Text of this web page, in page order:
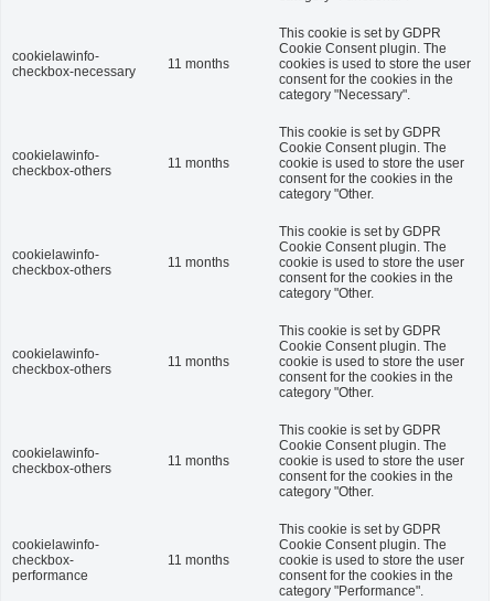
cookielawinfo-
checkbox-necessary
11 months
This cookie is set by GDPR
Cookie Consent plugin. The
cookies is used to store the user
consent for the cookies in the
category "Necessary".
cookielawinfo-
checkbox-others
11 months
This cookie is set by GDPR
Cookie Consent plugin. The
cookie is used to store the user
consent for the cookies in the
category "Other.
cookielawinfo-
checkbox-others
11 months
This cookie is set by GDPR
Cookie Consent plugin. The
cookie is used to store the user
consent for the cookies in the
category "Other.
cookielawinfo-
checkbox-others
11 months
This cookie is set by GDPR
Cookie Consent plugin. The
cookie is used to store the user
consent for the cookies in the
category "Other.
cookielawinfo-
checkbox-others
11 months
This cookie is set by GDPR
Cookie Consent plugin. The
cookie is used to store the user
consent for the cookies in the
category "Other.
cookielawinfo-
checkbox-
performance
11 months
This cookie is set by GDPR
Cookie Consent plugin. The
cookie is used to store the user
consent for the cookies in the
category "Performance".